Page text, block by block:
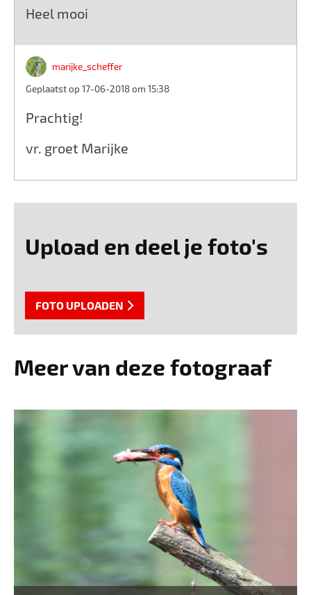
Heel mooi
marijke_scheffer
Geplaatst op 17-06-2018 om 15:38
Prachtig!
vr. groet Marijke
Upload en deel je foto's
FOTO UPLOADEN
Meer van deze fotograaf